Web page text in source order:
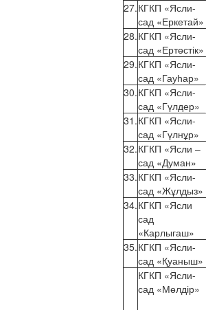
27.КГКП «Ясли-
сад «Еркетай»
28.КГКП «Ясли-
сад «Ертөстік»
29.КГКП «Ясли-
сад «Гауһар»
30.КГКП «Ясли-
сад «Гүлдер»
31.КГКП «Ясли-
сад «Гүлнұр»
32.КГКП «Ясли –
сад «Думан»
33.КГКП «Ясли-
сад «Жұлдыз»
34.КГКП «Ясли
сад
«Карлыгаш»
35.КГКП «Ясли-
сад «Қуаныш»
КГКП «Ясли-
сад «Мөлдір»